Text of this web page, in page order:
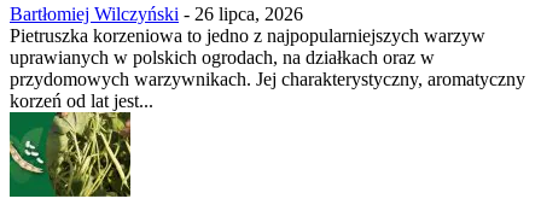
Bartłomiej Wilczyński - 26 lipca, 2026
Pietruszka korzeniowa to jedno z najpopularniejszych warzyw
uprawianych w polskich ogrodach, na działkach oraz w
przydomowych warzywnikach. Jej charakterystyczny, aromatyczny
korzeń od lat jest...